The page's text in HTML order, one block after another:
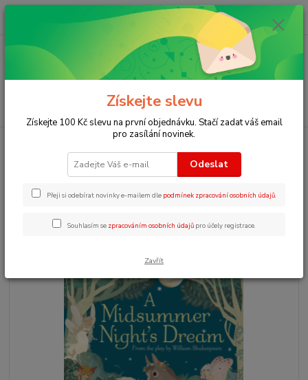
Menu
ks
0 Kč
Pohádky v angličtině poslech
ER3 - The midsummer nights
´dream
Získejte slevu
Získejte 100 Kč slevu na první objednávku. Stačí zadat váš email
pro zasílání novinek.
Odeslat
Přeji si odebírat novinky e-mailem dle podmínek zpracování osobních údajů.
Souhlasím se zpracováním osobních údajů pro účely registrace.
Zavřít